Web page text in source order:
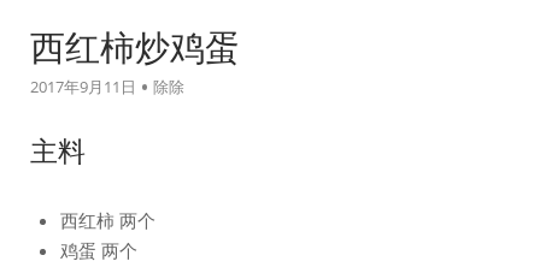
西红柿炒鸡蛋
2017年9月11日 除除
主料
西红柿 两个
鸡蛋 两个